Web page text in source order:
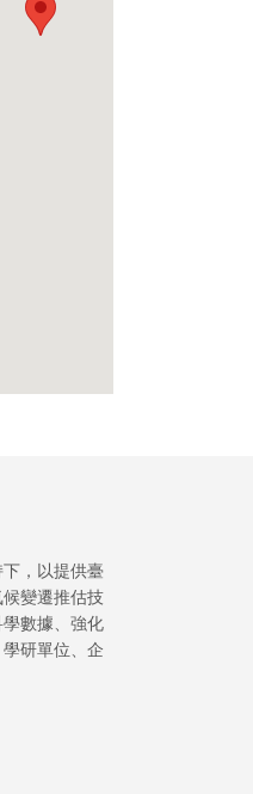
，以提供臺
變遷推估技
數據、強化
研單位、企